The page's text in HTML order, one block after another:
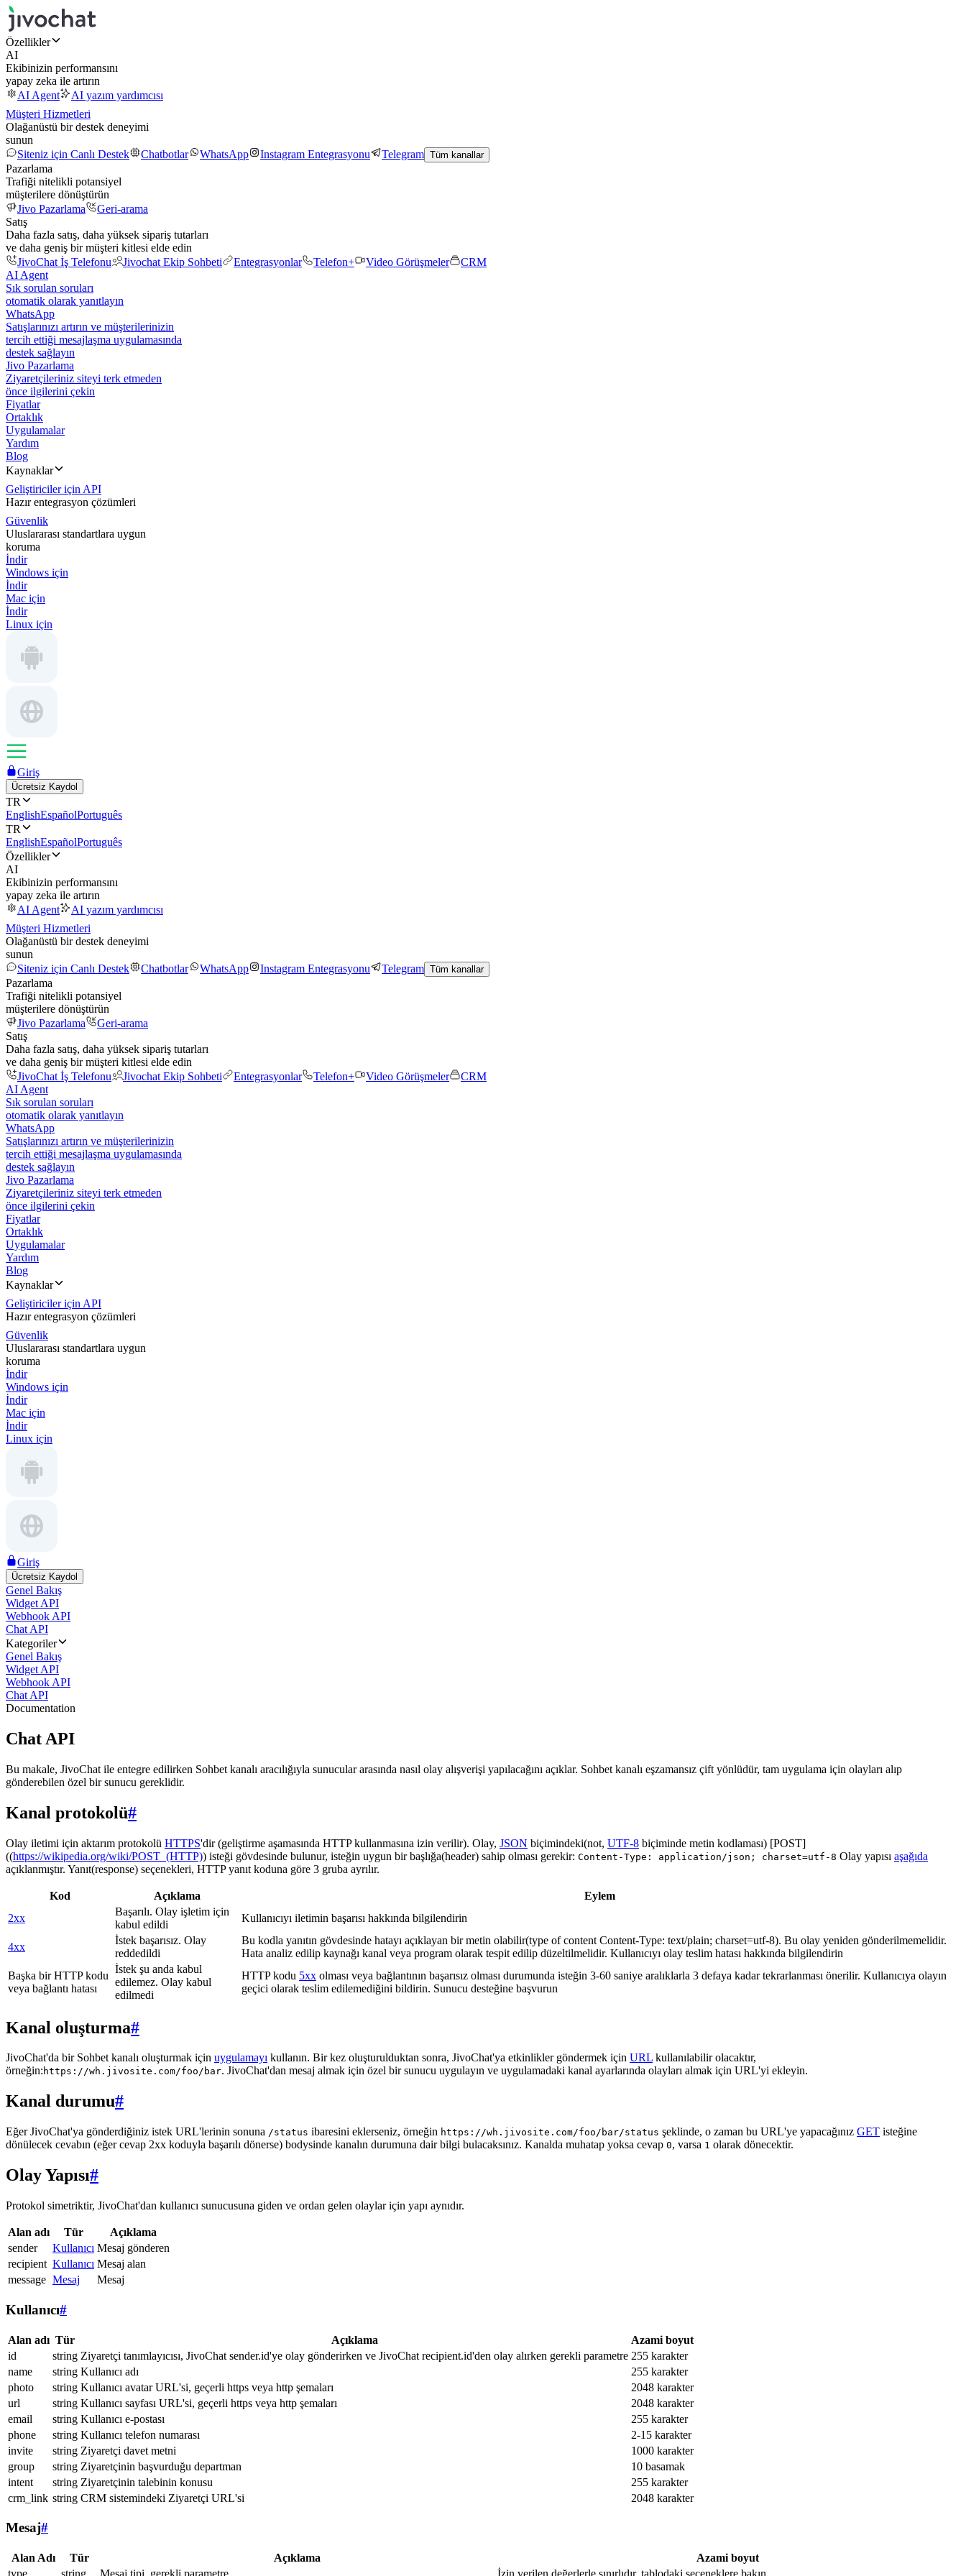
Özellikler
AI
Ekibinizin performansını
yapay zeka ile artırın
AI Agent
AI yazım yardımcısı
Müşteri Hizmetleri
Olağanüstü bir destek deneyimi
sunun
Siteniz için Canlı Destek
Chatbotlar WhatsApp Instagram Entegrasyonu Telegram Tüm kanallar
Pazarlama
Trafiği nitelikli potansiyel
müşterilere dönüştürün
Jivo Pazarlama
Geri-arama
Satış
Daha fazla satış, daha yüksek sipariş tutarları
ve daha geniş bir müşteri kitlesi elde edin
JivoChat İş Telefonu
Jivochat Ekip Sohbeti Entegrasyonlar Telefon+ Video Görüşmeler
CRM
AI Agent
Sık sorulan soruları
otomatik olarak yanıtlayın
WhatsApp
Satışlarınızı artırın ve müşterilerinizin
tercih ettiği mesajlaşma uygulamasında
destek sağlayın
Jivo Pazarlama
Ziyaretçileriniz siteyi terk etmeden
önce ilgilerini çekin
Fiyatlar
Ortaklık
Uygulamalar
Yardım
Blog
Kaynaklar
Geliştiriciler için API
Hazır entegrasyon çözümleri
Güvenlik
Uluslararası standartlara uygun
koruma
İndir
Windows için
İndir
Mac için
İndir
Linux için
Giriş
Ücretsiz Kaydol
TR
EnglishEspañolPortuguês
TR
EnglishEspañolPortuguês
Özellikler
AI
Ekibinizin performansını
yapay zeka ile artırın
AI Agent
AI yazım yardımcısı
Müşteri Hizmetleri
Olağanüstü bir destek deneyimi
sunun
Siteniz için Canlı Destek
Chatbotlar WhatsApp Instagram Entegrasyonu Telegram Tüm kanallar
Pazarlama
Trafiği nitelikli potansiyel
müşterilere dönüştürün
Jivo Pazarlama
Geri-arama
Satış
Daha fazla satış, daha yüksek sipariş tutarları
ve daha geniş bir müşteri kitlesi elde edin
JivoChat İş Telefonu
Jivochat Ekip Sohbeti Entegrasyonlar Telefon+ Video Görüşmeler
CRM
AI Agent
Sık sorulan soruları
otomatik olarak yanıtlayın
WhatsApp
Satışlarınızı artırın ve müşterilerinizin
tercih ettiği mesajlaşma uygulamasında
destek sağlayın
Jivo Pazarlama
Ziyaretçileriniz siteyi terk etmeden
önce ilgilerini çekin
Fiyatlar
Ortaklık
Uygulamalar
Yardım
Blog
Kaynaklar
Geliştiriciler için API
Hazır entegrasyon çözümleri
Güvenlik
Uluslararası standartlara uygun
koruma
İndir
Windows için
İndir
Mac için
İndir
Linux için
Giriş
Ücretsiz Kaydol
Genel Bakış
Widget API
Webhook API
Chat API
Kategoriler
Genel Bakış
Widget API
Webhook API
Chat API
Documentation
Chat API
Bu makale, JivoChat ile entegre edilirken Sohbet kanalı aracılığıyla sunucular arasında nasıl olay alışverişi yapılacağını açıklar. Sohbet kanalı eşzamansız çift yönlüdür, tam uygulama için olayları alıp
gönderebilen özel bir sunucu gereklidir.
Kanal protokolü#
Olay iletimi için aktarım protokolü HTTPS'dir (geliştirme aşamasında HTTP kullanmasına izin verilir). Olay, JSON biçimindeki(not, UTF-8 biçiminde metin kodlaması) [POST]
((https://wikipedia.org/wiki/POST_(HTTP)) isteği gövdesinde bulunur, isteğin uygun bir başlığa(header) sahip olması gerekir: Content-Type: application/json; charset=utf-8 Olay yapısı aşağıda
açıklanmıştır. Yanıt(response) seçenekleri, HTTP yanıt koduna göre 3 gruba ayrılır.
Kod Açıklama
Eylem
2xx
Başarılı. Olay işletim için
kabul edildi
Kullanıcıyı iletimin başarısı hakkında bilgilendirin
4xx
İstek başarısız. Olay
reddedildi
Bu kodla yanıtın gövdesinde hatayı açıklayan bir metin olabilir(type of content Content-Type: text/plain; charset=utf-8). Bu olay yeniden gönderilmemelidir.
Hata analiz edilip kaynağı kanal veya program olarak tespit edilip düzeltilmelidir. Kullanıcıyı olay teslim hatası hakkında bilgilendirin
Başka bir HTTP kodu
veya bağlantı hatası
İstek şu anda kabul
edilemez. Olay kabul
edilmedi
HTTP kodu 5xx olması veya bağlantının başarısız olması durumunda isteğin 3-60 saniye aralıklarla 3 defaya kadar tekrarlanması önerilir. Kullanıcıya olayın
geçici olarak teslim edilemediğini bildirin. Sunucu desteğine başvurun
Kanal oluşturma#
JivoChat'da bir Sohbet kanalı oluşturmak için uygulamayı kullanın. Bir kez oluşturulduktan sonra, JivoChat'ya etkinlikler göndermek için URL kullanılabilir olacaktır,
örneğin: https://wh.jivosite.com/foo/bar. JivoChat'dan mesaj almak için özel bir sunucu uygulayın ve uygulamadaki kanal ayarlarında olayları almak için URL'yi ekleyin.
Kanal durumu#
Eğer JivoChat'ya gönderdiğiniz istek URL'lerinin sonuna /status ibaresini eklerseniz, örneğin https://wh.jivosite.com/foo/bar/status şeklinde, o zaman bu URL'ye yapacağınız GET isteğine
dönülecek cevabın (eğer cevap 2xx koduyla başarılı dönerse) bodysinde kanalın durumuna dair bilgi bulacaksınız. Kanalda muhatap yoksa cevap 0, varsa 1 olarak dönecektir.
Olay Yapısı#
Protokol simetriktir, JivoChat'dan kullanıcı sunucusuna giden ve ordan gelen olaylar için yapı aynıdır.
Alan adı Tür
Açıklama
sender
Kullanıcı Mesaj gönderen
recipient Kullanıcı Mesaj alan
message Mesaj Mesaj
Kullanıcı#
Alan adı Tür Açıklama
Azami boyut
id
string Ziyaretçi tanımlayıcısı, JivoChat sender.id'ye olay gönderirken ve JivoChat recipient.id'den olay alırken gerekli parametre 255 karakter
name
string Kullanıcı adı
255 karakter
photo
string Kullanıcı avatar URL'si, geçerli https veya http şemaları
2048 karakter
url
string Kullanıcı sayfası URL'si, geçerli https veya http şemaları
2048 karakter
email
string Kullanıcı e-postası
255 karakter
phone
string Kullanıcı telefon numarası
2-15 karakter
invite
string Ziyaretçi davet metni
1000 karakter
group
string Ziyaretçinin başvurduğu departman
10 basamak
intent
string Ziyaretçinin talebinin konusu
255 karakter
crm_link string CRM sistemindeki Ziyaretçi URL'si 2048 karakter
Mesaj#
Alan Adı Tür Açıklama
Azami boyut
type
string Mesaj tipi, gerekli parametre İzin verilen değerlerle sınırlıdır, tablodaki seçeneklere bakın